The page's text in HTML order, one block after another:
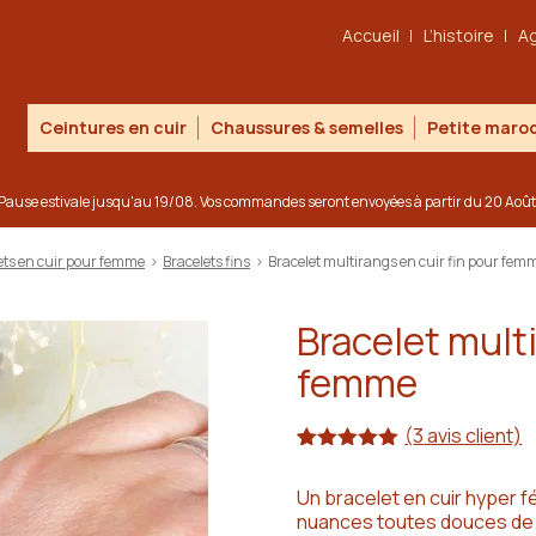
Accueil L’histoire
Ceintures en cuir Chaussures & semelles Petite
Pause estivale jusqu'au 19/08. Vos commandes seront envoyées à partir du 20
en cuir pour femme > Bracelets fins > Bracelet multirangs en cuir fin pour
Bracelet
femme
basé sur
notations
(3avis client)
Un bracelet en cuir hyper
nuances toutes douces